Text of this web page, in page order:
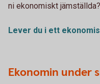
ni ekonomiskt jämställda?
Lever du i ett
Ekonomin under